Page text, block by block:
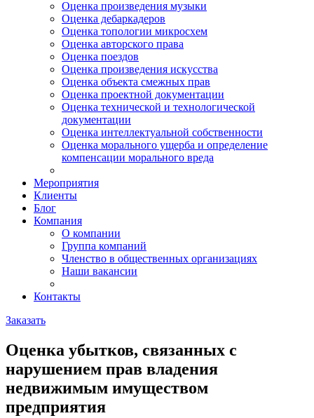
Оценка произведения музыки
Оценка дебаркадеров
Оценка топологии микросхем
Оценка авторского права
Оценка поездов
Оценка произведения искусства
Оценка объекта смежных прав
Оценка проектной документации
Оценка технической и технологической
документации
Оценка интеллектуальной собственности
Оценка морального ущерба и определение
компенсации морального вреда
Мероприятия
Клиенты
Блог
Компания
О компании
Группа компаний
Членство в общественных организациях
Наши вакансии
Контакты
Заказать
Оценка убытков, связанных с
нарушением прав владения
недвижимым имуществом
предприятия